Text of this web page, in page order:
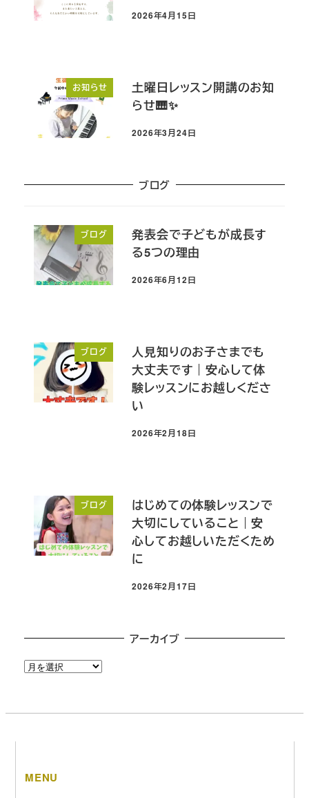
投稿日
2026年4月15日
お知らせ
土曜日レッスン開講のお知
らせ🎹✨
投稿日
2026年3月24日
ブログ
ブログ
発表会で子どもが成長す
る5つの理由
投稿日
2026年6月12日
ブログ
人見知りのお子さまでも
大丈夫です｜安心して体
験レッスンにお越しくださ
い
投稿日
2026年2月18日
ブログ
はじめての体験レッスンで
大切にしていること｜安
心してお越しいただくため
に
投稿日
2026年2月17日
アーカイブ
ア
MENU